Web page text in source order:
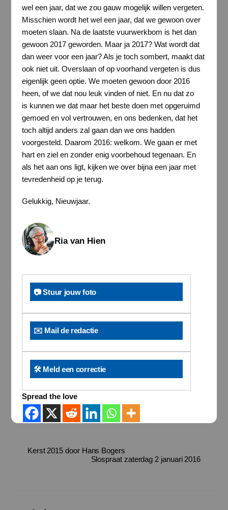
wel een jaar, dat we zou gauw mogelijk willen vergeten.
Misschien wordt het wel een jaar, dat we gewoon over
moeten slaan. Na de laatste vuurwerkbom is het dan
gewoon 2017 geworden. Maar ja 2017? Wat wordt dat
dan weer voor een jaar? Als je toch sombert, maakt dat
ook niet uit. Overslaan of op voorhand vergeten is dus
eigenlijk geen optie. We moeten gewoon door 2016
heen, of we dat nou leuk vinden of niet. En nu dat zo
is kunnen we dat maar het beste doen met opgeruimd
gemoed en vol vertrouwen, en ons bedenken, dat het
toch altijd anders zal gaan dan we ons hadden
voorgesteld. Daarom 2016: welkom. We gaan er met
hart en ziel en zonder enig voorbehoud tegenaan. En
als het aan ons ligt, kijken we over bijna een jaar met
tevredenheid op je terug.
Gelukkig, Nieuwjaar.
Ria van Hien
📷 Stuur jouw foto
✉️ Mail de redactie
🛠️ Meld een correctie
Spread the love
Kerst 2015 door Hans Bogers
Slospraat zaterdag 2 januari 2016